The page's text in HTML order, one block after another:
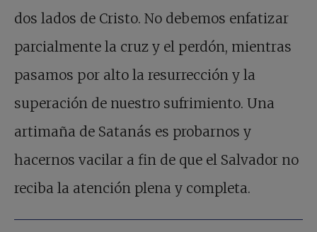
dos lados de Cristo. No debemos enfatizar
parcialmente la cruz y el perdón, mientras
pasamos por alto la resurrección y la
superación de nuestro sufrimiento. Una
artimaña de Satanás es probarnos y
hacernos vacilar a fin de que el Salvador no
reciba la atención plena y completa.